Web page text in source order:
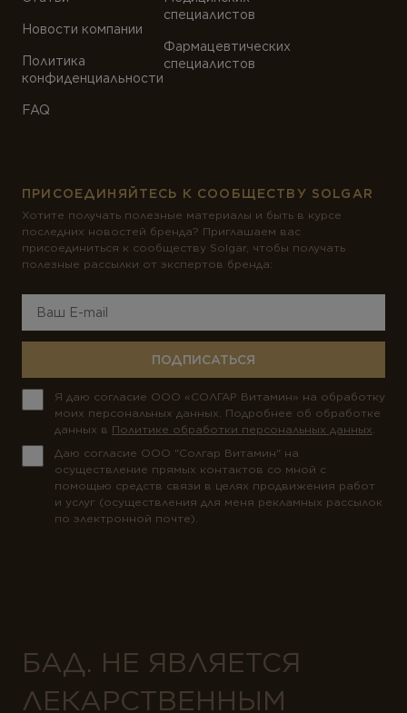
Новости компании
Политика
конфиденциальности
FAQ
специалистов
Фармацевтических
специалистов
ПРИСОЕДИНЯЙТЕСЬ К СООБЩЕСТВУ SOLGAR
Хотите получать полезные материалы и быть в курсе
последних новостей бренда? Приглашаем вас
присоединиться к сообществу Solgar, чтобы получать
полезные рассылки от экспертов бренда:
ПОДПИСАТЬСЯ
Я даю согласие ООО «СОЛГАР Витамин» на обработку
моих персональных данных. Подробнее об обработке
данных в Политике обработки персональных данных.
Даю согласие ООО "Солгар Витамин" на
осуществление прямых контактов со мной с
помощью средств связи в целях продвижения работ
и услуг (осуществления для меня рекламных рассылок
по электронной почте).
БАД. НЕ ЯВЛЯЕТСЯ
ЛЕКАРСТВЕННЫМ